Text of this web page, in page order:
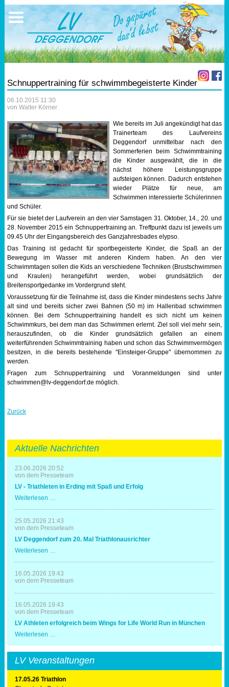
Schnuppertraining für schwimmbegeisterte Kinder
06.10.2015 11:30
von Walter Körner
Wie bereits im Juli angekündigt hat das
Trainerteam des Laufvereins
Deggendorf unmittelbar nach den
Sommerferien beim Schwimmtraining
die Kinder ausgewählt, die in die
nächst höhere Leistungsgruppe
aufsteigen können. Dadurch entstehen
wieder Plätze für neue, am
Schwimmen interessierte Schülerinnen
und Schüler.
Für sie bietet der Laufverein an den vier Samstagen 31. Oktober, 14., 20. und
28. November 2015 ein Schnuppertraining an. Treffpunkt dazu ist jeweils um
09.45 Uhr der Eingangsbereich des Ganzjahresbades elypso.
Das Training ist gedacht für sportbegeisterte Kinder, die Spaß an der
Bewegung im Wasser mit anderen Kindern haben. An den vier
Schwimmtagen sollen die Kids an verschiedene Techniken (Brustschwimmen
und Kraulen) herangeführt werden, wobei grundsätzlich der
Breitensportgedanke im Vordergrund steht.
Voraussetzung für die Teilnahme ist, dass die Kinder mindestens sechs Jahre
alt sind und bereits sicher zwei Bahnen (50 m) im Hallenbad schwimmen
können. Bei dem Schnuppertraining handelt es sich nicht um keinen
Schwimmkurs, bei dem man das Schwimmen erlernt. Ziel soll viel mehr sein,
herauszufinden, ob die Kinder grundsätzlich gefallen an einem
weiterführenden Schwimmtraining haben und schon das Schwimmvermögen
besitzen, in die bereits bestehende "Einsteiger-Gruppe" übernommen zu
werden.
Fragen zum Schnuppertraining und Voranmeldungen sind unter
schwimmen@lv-deggendorf.de möglich.
Zurück
Aktuelle Nachrichten
23.06.2026 20:52
von dem Presseteam
LV - Triathleten in Erding mit Spaß und Erfolg
Weiterlesen …
Triathleten
in
Erding
Spaß
Erfolg
25.05.2026 21:43
von dem Presseteam
LV Deggendorf zum 20. Mal Triathlonausrichter
Weiterlesen …
zum
20.
Mal
16.05.2026 19:43
von dem Presseteam
16.05.2026 19:43
von dem Presseteam
LV Athleten erfolgreich beim Wings for Life World Run in München
Weiterlesen …
beim
Wings
for
Life
LV Veranstaltungen
17.05.26 Triathlon
Sportangebote
Trainingszeiten
Laufen
Lauf 10
Nordic Walking
Schwimmen
Orientierungslauf
Nachwuchsförderung
Tempo & Gymnastik
Ausschreibungen
17.05.2026 Triathlon
Ergebnisse
Ergebnisse
Mitgliedschaft
Vereinskleidung
Vorstandschaft
Dokumente
SEPA Info
Bankverbindung